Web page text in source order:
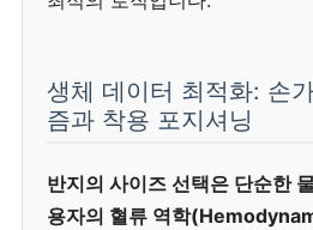
생체 데이터 최적화: 손
즘과 착용 포지셔닝
반지의 사이즈 선택은 단순한
용자의 혈류 역학